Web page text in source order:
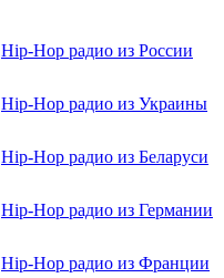
Hip-Hop радио из России
Hip-Hop радио из Украины
Hip-Hop радио из Беларуси
Hip-Hop радио из Германии
Hip-Hop радио из Франции